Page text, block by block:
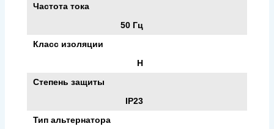
Частота тока
50 Гц
Класс изоляции
H
Степень защиты
IP23
Тип альтернатора